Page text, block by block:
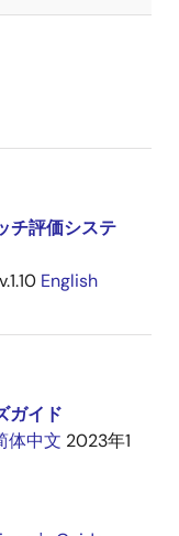
チ評価システ
English
ガイド
体中文 2023年1